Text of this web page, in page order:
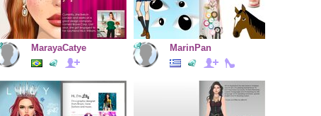
MarayaCatye MarinPan